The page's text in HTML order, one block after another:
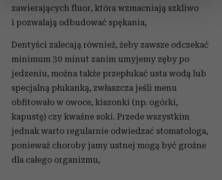
zmienić lub wycofać swoją zgodę w dowolnej chwili.
i reklam, aby oferować funkcje społecznościowe i
analizować ruch w naszej witrynie. Informacje o tym, jak
korzystasz z naszej witryny, udostępniamy partnerom
społecznościowym, reklamowym i analitycznym.
otrzymanymi od Ciebie lub uzyskanymi podczas
korzystania z ich usług.
zawierających fluor, która wzmacniają szkliwo
i pozwalają odbudować spękania,
Dentyści zalecają również, żeby zawsze odczekać
minimum 30 minut zanim umyjemy zęby po
jedzeniu, można także przepłukać usta wodą lub
specjalną płukanką, zwłaszcza jeśli menu
obfitowało w owoce, kiszonki (np. ogórki,
kapustę) czy kwaśne soki. Przede wszystkim
jednak warto regularnie odwiedzać stomatologa,
ponieważ choroby jamy ustnej mogą być groźne
dla całego organizmu,